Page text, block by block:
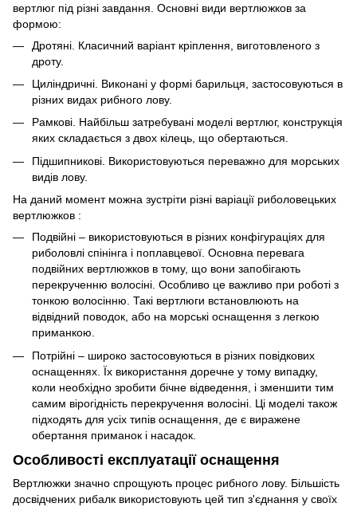
вертлюг під різні завдання. Основні види вертлюжков за
формою:
Дротяні. Класичний варіант кріплення, виготовленого з
дроту.
Циліндричні. Виконані у формі барильця, застосовуються в
різних видах рибного лову.
Рамкові. Найбільш затребувані моделі вертлюг, конструкція
яких складається з двох кілець, що обертаються.
Підшипникові. Використовуються переважно для морських
видів лову.
На даний момент можна зустріти різні варіації риболовецьких
вертлюжков :
Подвійні – використовуються в різних конфігураціях для
риболовлі спінінга і поплавцевої. Основна перевага
подвійних вертлюжков в тому, що вони запобігають
перекрученню волосіні. Особливо це важливо при роботі з
тонкою волосінню. Такі вертлюги встановлюють на
відвідний поводок, або на морські оснащення з легкою
приманкою.
Потрійні – широко застосовуються в різних повідкових
оснащеннях. Їх використання доречне у тому випадку,
коли необхідно зробити бічне відведення, і зменшити тим
самим вірогідність перекручення волосіні. Ці моделі також
підходять для усіх типів оснащення, де є виражене
обертання приманок і насадок.
Особливості експлуатації оснащення
Вертлюжки значно спрощують процес рибного лову. Більшість
досвідчених рибалк використовують цей тип з'єднання у своїх